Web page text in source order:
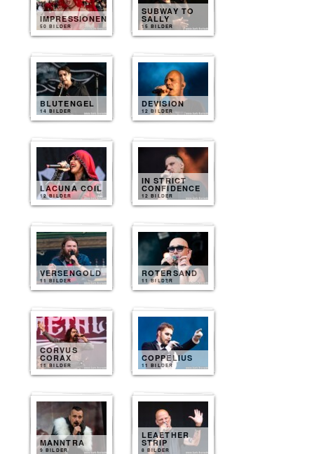
IMPRESSIONEN
50 BILDER
SUBWAY TO
SALLY
15 BILDER
BLUTENGEL
14 BILDER
DEVISION
12 BILDER
LACUNA COIL
12 BILDER
IN STRICT
CONFIDENCE
12 BILDER
VERSENGOLD
11 BILDER
ROTERSAND
11 BILDER
CORVUS
CORAX
11 BILDER
COPPELIUS
11 BILDER
MANNTRA
9 BILDER
LEAETHER
STRIP
8 BILDER